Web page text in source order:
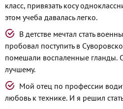
класс, привязать косу
этом учеба давалась легко.
В детстве мечтал стать
пробовал поступить в
помешали воспаленные гланды.
лучшему.
Мой отец по профессии
любовь к технике. И я решил